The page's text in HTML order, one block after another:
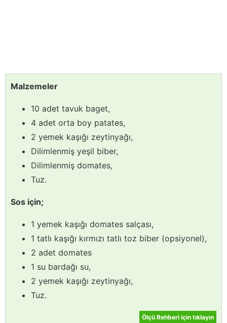
Malzemeler
10 adet tavuk baget,
4 adet orta boy patates,
2 yemek kaşığı zeytinyağı,
Dilimlenmiş yeşil biber,
Dilimlenmiş domates,
Tuz.
Sos için;
1 yemek kaşığı domates salçası,
1 tatlı kaşığı kırmızı tatlı toz biber (opsiyonel),
2 adet domates
1 su bardağı su,
2 yemek kaşığı zeytinyağı,
Tuz.
Ölçü Rehberi için tıklayın